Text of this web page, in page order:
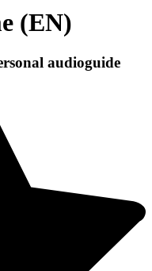
(EN)
audioguide